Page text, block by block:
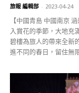
旅報 編輯部 - 2023-04-24
【中國青島 中國南京
入賞花的季節，大地充
碧樓為旅人的帶來全新
進不同的春日，留住無